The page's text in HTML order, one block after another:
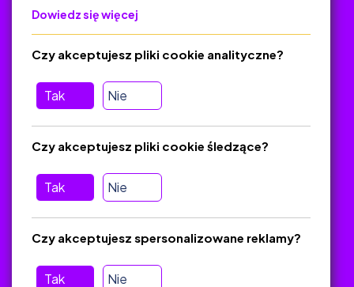
Polityka Prywatności
Regulamin
O platformie
Baza materiałów dydaktycznych
Jak zostać autorem
FAQ
wiadomość nie trafiła do folderu SPAM)
Dowiedz się więcej
Tak Nie
Czy akceptujesz pliki cookie analityczne?
Tak Nie
Czy akceptujesz pliki cookie śledzące?
Tak Nie
Czy akceptujesz spersonalizowane reklamy?